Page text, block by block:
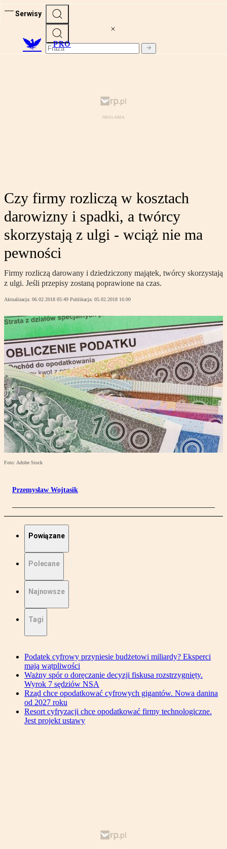
Serwisy
PRO
Czy firmy rozliczą w kosztach
darowizny i spadki, a twórcy
skorzystają z ulgi - wciąż nie ma
pewności
Firmy rozliczą darowany i dziedziczony majątek, twórcy skorzystają
z ulgi. Jeśli przepisy zostaną poprawione na czas.
Aktualizacja: 06.02.2018 05:49 Publikacja: 05.02.2018 16:00
Foto: Adobe Stock
Przemysław Wojtasik
Powiązane
Polecane
Najnowsze
Tagi
Podatek cyfrowy przyniesie budżetowi miliardy? Eksperci
mają wątpliwości
Ważny spór o doręczanie decyzji fiskusa rozstrzygnięty.
Wyrok 7 sędziów NSA
Rząd chce opodatkować cyfrowych gigantów. Nowa danina
od 2027 roku
Resort cyfryzacji chce opodatkować firmy technologiczne.
Jest projekt ustawy